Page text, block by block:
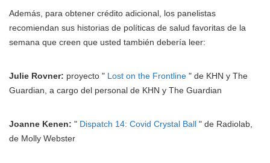
Además, para obtener crédito adicional, los panelistas
recomiendan sus historias de políticas de salud favoritas de la
semana que creen que usted también debería leer:
Julie Rovner: proyecto " Lost on the Frontline " de KHN y The
Guardian, a cargo del personal de KHN y The Guardian
Joanne Kenen: " Dispatch 14: Covid Crystal Ball " de Radiolab,
de Molly Webster